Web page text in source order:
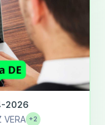
2026
VERA +2